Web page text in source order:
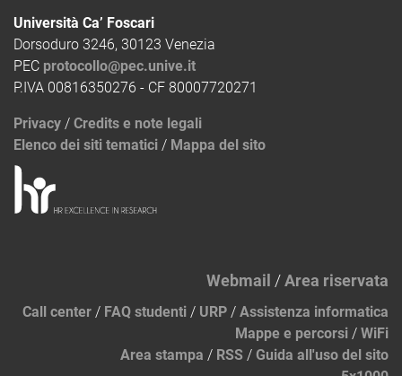
Università Ca’ Foscari
Dorsoduro 3246, 30123 Venezia
PEC protocollo@pec.unive.it
P.IVA 00816350276 - CF 80007720271
Privacy / Credits e note legali
Elenco dei siti tematici / Mappa del sito
Webmail /Area riservata
Call center / FAQ studenti / URP / Assistenza informatica
Mappe e percorsi / WiFi
Area stampa / RSS / Guida all'uso del sito